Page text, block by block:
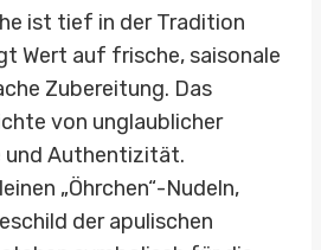
ist tief in der Tradition
Wert auf frische, saisonale
Zubereitung. Das
von unglaublicher
und Authentizität.
„Öhrchen“-Nudeln,
der apulischen